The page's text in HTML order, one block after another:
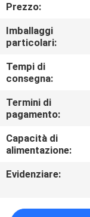
MAPPA
DEL
SITO
SULLA
PRIVACY
Prezzo:
Imballaggi
particolari:
Tempi di
consegna:
Termini di
pagamento:
Capacità di
alimentazione:
Evidenziare: